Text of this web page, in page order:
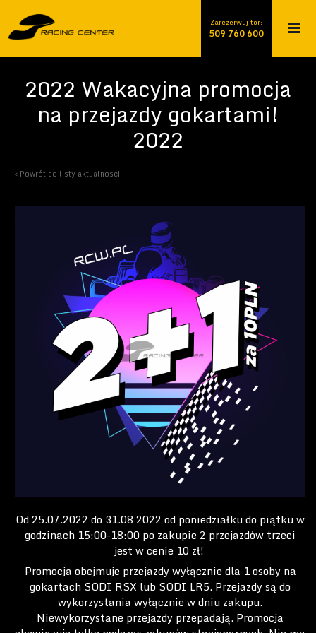
Zarezerwuj tor:
509 760 600
509 760 600
2022 Wakacyjna promocja
na przejazdy gokartami!
2022
< Powrót do listy aktualnosci
Od 25.07.2022 do 31.08 2022 od poniedziałku do piątku w
godzinach 15:00-18:00 po zakupie 2 przejazdów trzeci
jest w cenie 10 zł!
Promocja obejmuje przejazdy wyłącznie dla 1 osoby na
gokartach SODI RSX lub SODI LR5. Przejazdy są do
wykorzystania wyłącznie w dniu zakupu.
Niewykorzystane przejazdy przepadają. Promocja